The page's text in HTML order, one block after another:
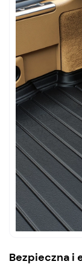
Bezpieczna i